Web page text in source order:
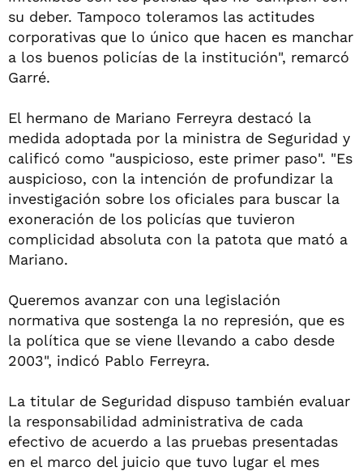
su deber. Tampoco toleramos las actitudes
corporativas que lo único que hacen es manchar
a los buenos policías de la institución", remarcó
Garré.
El hermano de Mariano Ferreyra destacó la
medida adoptada por la ministra de Seguridad y
calificó como "auspicioso, este primer paso". "Es
auspicioso, con la intención de profundizar la
investigación sobre los oficiales para buscar la
exoneración de los policías que tuvieron
complicidad absoluta con la patota que mató a
Mariano.
Queremos avanzar con una legislación
normativa que sostenga la no represión, que es
la política que se viene llevando a cabo desde
2003", indicó Pablo Ferreyra.
La titular de Seguridad dispuso también evaluar
la responsabilidad administrativa de cada
efectivo de acuerdo a las pruebas presentadas
en el marco del juicio que tuvo lugar el mes